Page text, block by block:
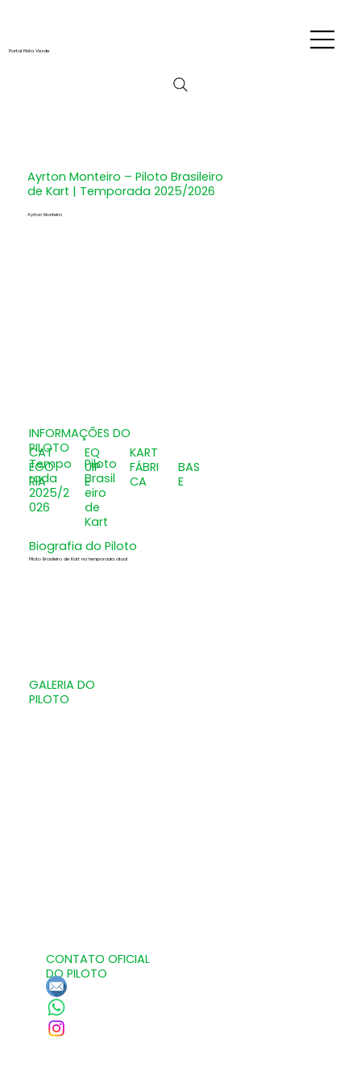
Portal Pista Verde
Ayrton Monteiro – Piloto Brasileiro
de Kart | Temporada 2025/2026
Ayrton Monteiro
INFORMAÇÕES DO
PILOTO
CAT
EGO
RIA
Tempo
rada
2025/2
026
EQ
UIP
E
Piloto
Brasil
eiro
de
Kart
KART
FÁBRI
CA
BAS
E
Biografia do Piloto
Piloto Brasileiro de Kart na temporada atual
GALERIA DO
PILOTO
CONTATO OFICIAL
DO PILOTO